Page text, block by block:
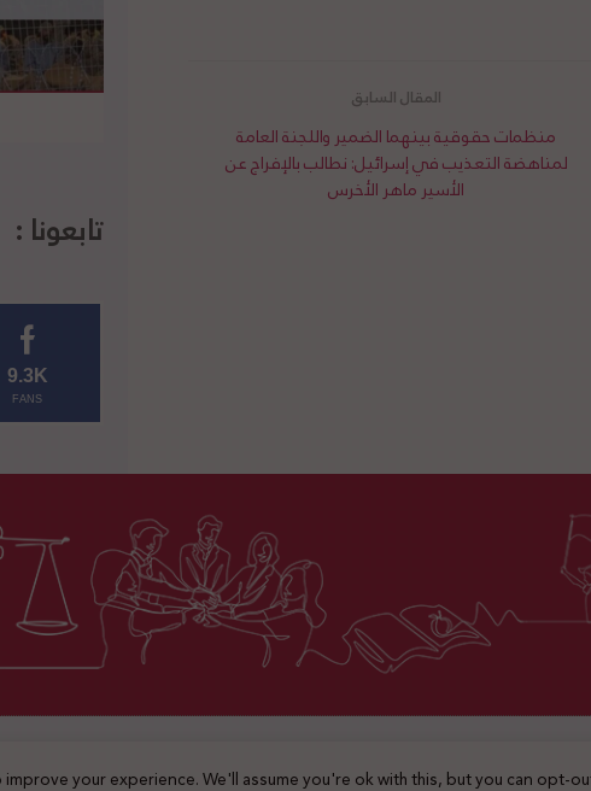
منظمات حقوقية بينهما الضمير واللجنة العامة
لمناهضة التعذيب في إسرائيل: نطالب بالإفراج عن
الأسير ماهر الأخرس
تابعونا :
9.3K
FANS
2025 © جميع الحقوق محفوظة
your experience. We'll assume you're ok with this, but you can opt-